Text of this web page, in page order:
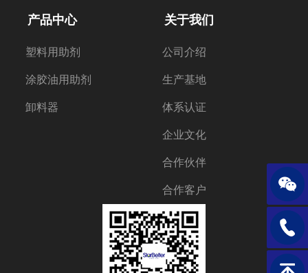
产品中心
塑料用助剂
涂胶油用助剂
卸料器
关于我们
公司介绍
生产基地
体系认证
企业文化
合作伙伴
合作客户
+86-